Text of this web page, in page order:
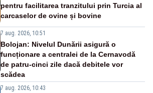
pentru facilitarea tranzitului prin Turcia al
carcaselor de ovine și bovine
7 aug. 2026, 10:51
Bolojan: Nivelul Dunării asigură o
funcționare a centralei de la Cernavodă
de patru-cinci zile dacă debitele vor
scădea
7 aug. 2026, 10:43